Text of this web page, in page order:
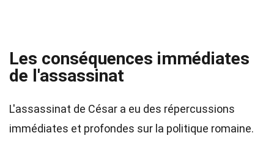
Les conséquences immédiates
de l'assassinat
L'assassinat de César a eu des répercussions
immédiates et profondes sur la politique romaine.